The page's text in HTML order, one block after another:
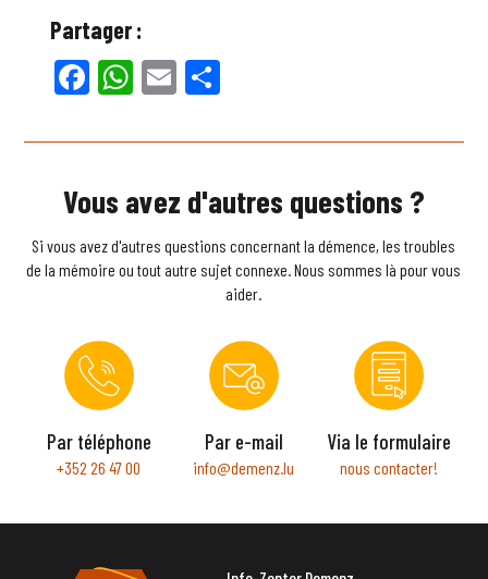
Partager :
Facebook
WhatsApp
Email
Vous avez d'autres questions ?
Si vous avez d'autres questions concernant la démence, les troubles
de la mémoire ou tout autre sujet connexe. Nous sommes là pour vous
aider.
Par téléphone
+352 26 47 00
Par e-mail
info@demenz.lu
Via le formulaire
nous contacter!